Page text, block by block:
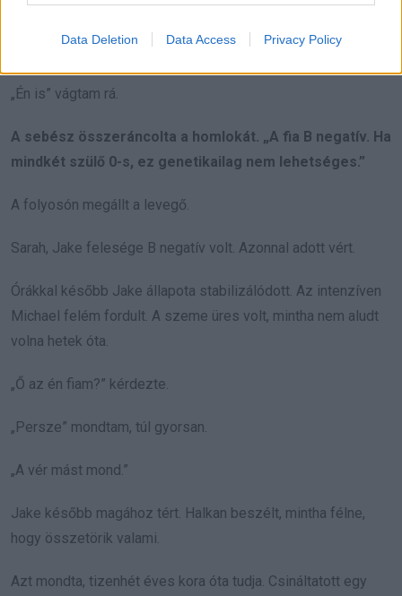
Data Deletion Data Access Privacy Policy
kellett neki.
„0 pozitív vagyok” mondta Michael.
„Én is” vágtam rá.
A sebész összeráncolta a homlokát. „A fia B negatív. Ha
mindkét szülő 0-s, ez genetikailag nem lehetséges.”
A folyosón megállt a levegő.
Sarah, Jake felesége B negatív volt. Azonnal adott vért.
Órákkal később Jake állapota stabilizálódott. Az intenzíven
Michael felém fordult. A szeme üres volt, mintha nem aludt
volna hetek óta.
„Ő az én fiam?” kérdezte.
„Persze” mondtam, túl gyorsan.
„A vér mást mond.”
Jake később magához tért. Halkan beszélt, mintha félne,
hogy összetörik valami.
Azt mondta, tizenhét éves kora óta tudja. Csináltatott egy